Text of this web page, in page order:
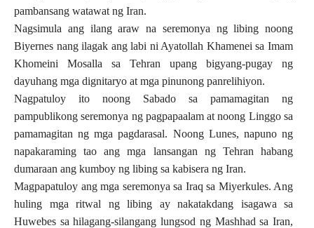
pambansang watawat ng Iran.
Nagsimula ang ilang araw na seremonya ng libing noong
Biyernes nang ilagak ang labi ni Ayatollah Khamenei sa Imam
Khomeini Mosalla sa Tehran upang bigyang-pugay ng
dayuhang mga dignitaryo at mga pinunong panrelihiyon.
Nagpatuloy ito noong Sabado sa pamamagitan ng
pampublikong seremonya ng pagpapaalam at noong Linggo sa
pamamagitan ng mga pagdarasal. Noong Lunes, napuno ng
napakaraming tao ang mga lansangan ng Tehran habang
dumaraan ang kumboy ng libing sa kabisera ng Iran.
Magpapatuloy ang mga seremonya sa Iraq sa Miyerkules. Ang
huling mga ritwal ng libing ay nakatakdang isagawa sa
Huwebes sa hilagang-silangang lungsod ng Mashhad sa Iran,